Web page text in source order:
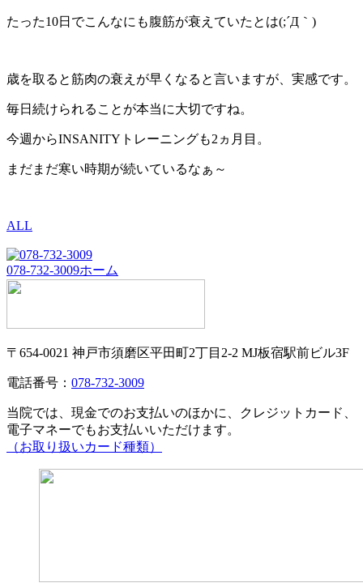
たった10日でこんなにも腹筋が衰えていたとは(;´Д｀)
歳を取ると筋肉の衰えが早くなると言いますが、実感です。
毎日続けられることが本当に大切ですね。
今週からINSANITYトレーニングも2ヵ月目。
まだまだ寒い時期が続いているなぁ～
ALL
078-732-3009ホーム
〒654-0021 神戸市須磨区平田町2丁目2-2 MJ板宿駅前ビル3F
電話番号： 078-732-3009
当院では、現金でのお支払いのほかに、クレジットカード、
電子マネーでもお支払いいただけます。
（お取り扱いカード種類）